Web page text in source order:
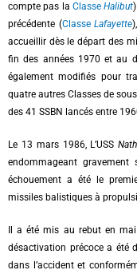
compte pas la Classe Halibut
précédente (ClasseLafayette
accueillir dès le départ des
fin des années 1970 et au
également modifiés pour
quatre autres Classes de
des 41 SSBN lancés entre
Le 13 mars 1986, L’USS
endommageant
échouement a été le
missiles balistiques à
Il a été mis au rebut en
désactivation précoce a été
dans l’accident et